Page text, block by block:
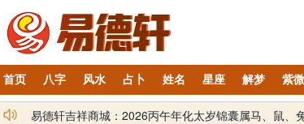
首页 八字 风水 占卜 姓名 星座 解梦 紫微
易德轩吉祥商城：2026丙午年化太岁锦囊属马、鼠、